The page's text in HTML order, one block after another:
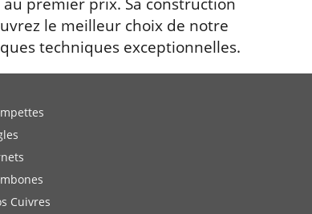
le meilleur choix de notre
techniques exceptionnelles.
Cuivres